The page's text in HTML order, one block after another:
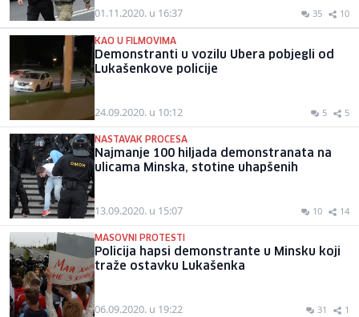
01.11.2020. u 16:37 35 10
KAO U FILMOVIMA
Demonstranti u vozilu Ubera pobjegli od
Lukašenkove policije
24.09.2020. u 10:12 5 5
NASTAVAK PROCESA
Najmanje 100 hiljada demonstranata na
ulicama Minska, stotine uhapšenih
13.09.2020. u 15:07 10 14
MASOVNI PROTESTI
Policija hapsi demonstrante u Minsku koji
traže ostavku Lukašenka
06.09.2020. u 19:22 31 1